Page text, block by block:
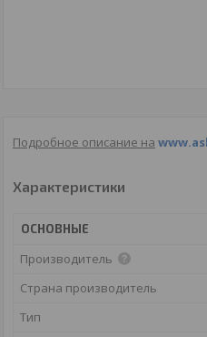
Подробное описание на
Характеристики
ОСНОВНЫЕ
Производитель
Страна производитель
Тип